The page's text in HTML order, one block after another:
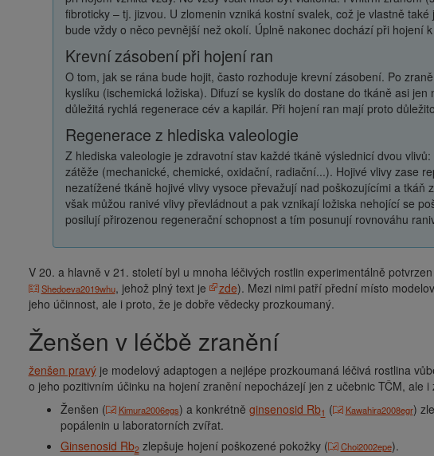
fibroticky – tj. jizvou. U zlomenin vzniká kostní svalek, což je vlastně
bude vždy o něco pevnější než okolí. Úplně nakonec dochází při hojení
Krevní zásobení při hojení ran
O tom, jak se rána bude hojit, často rozhoduje krevní zásobení. Po
kyslíku (ischemická ložiska). Difuzí se kyslík do dostane do tkáně asi
důležitá rychlá regenerace cév a kapilár. Při hojení ran mají proto
Regenerace z hlediska valeologie
Z hlediska valeologie je zdravotní stav každé tkáně výslednicí dvou
zátěže (mechanické, chemické, oxidační, radiační...). Hojivé vlivy zase
nezatížené tkáně hojivé vlivy vysoce převažují nad poškozujícími a tkáň
však můžou ranivé vlivy převládnout a pak vznikají ložiska nehojící se
posilují přirozenou regenerační schopnost a tím posunují rovnováhu
V 20. a hlavně v 21. století byl u mnoha léčivých rostlin experimentálně
Shedoeva2019whu, jehož plný text je zde). Mezi nimi patří přední místo
jeho účinnost, ale i proto, že je dobře vědecky prozkoumaný.
Ženšen v léčbě zranění
ženšen pravýje modelový adaptogen a nejlépe prozkoumaná léčivá rostlina
o jeho pozitivním účinku na hojení zranění nepocházejí jen z učebnic TČM, ale i
Ženšen (
Kimura2006egs) a konkrétně ginsenosid Rb1 ( Kawahira2008egr)
popálenin u laboratorních zvířat.
Ginsenosid Rb2zlepšuje hojení poškozené pokožky ( Choi2002epe).